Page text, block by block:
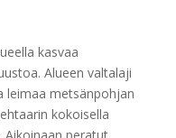
kasvaa
Alueen valtalaji
leimaa metsänpohjan
kokoisella